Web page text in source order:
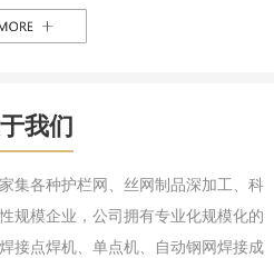
我们
各种护栏网、丝网制品深加工、科
规模企业，公司拥有专业化规模化的
接点焊机、单点机、自动钢网焊接成